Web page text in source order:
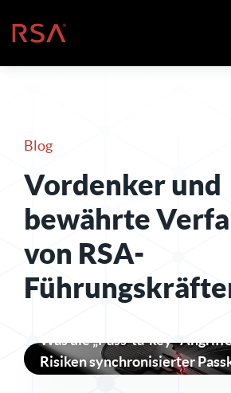
Startseite
Blog
Vordenker und
bewährte
von RSA-
Was die „Pass-ta-key“-
Risiken synchronisierter